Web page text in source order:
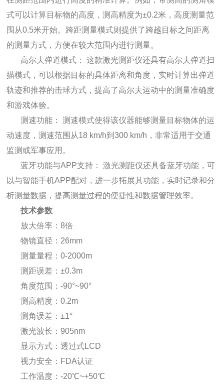
式可以计算目标物的高度，测高精度为±0.2米，高度测量范
围从0.5米开始。跨距测量模式则提供了跨越目标之间距离
的测量方式，方便在较大范围内进行测量。
高尔夫弹道模式： 这款激光测距仪还具有高尔夫弹道扫
描模式，可以根据目标的具体距离和角度，实时计算出弹道
轨迹和推荐的击球方式，提高了高尔夫运动中的测量准确度
和游戏体验。
测速功能： 测速模式使得该仪器能够测量目标物体的运
动速度，测速范围从18 km/h到300 km/h，非常适用于交通
监测或军事应用。
蓝牙功能与APP支持： 激光测距仪还具备蓝牙功能，可
以与智能手机APP配对，进一步拓展其功能，实时记录和分
析测量数据，提高测量过程的便捷性和数据管理效率。
技术参数
放大倍率：8倍
物镜直径：26mm
测量量程：0-2000m
测距误差：±0.3m
角度范围：-90°~90°
测高精度：0.2m
测角误差：±1°
激光波长：905nm
显示方式：透过式LCD
视力安全：FDA认证
工作温度：-20℃~+50℃